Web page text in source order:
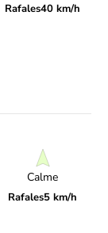
Rafales40 km/h
Calme
Rafales5 km/h